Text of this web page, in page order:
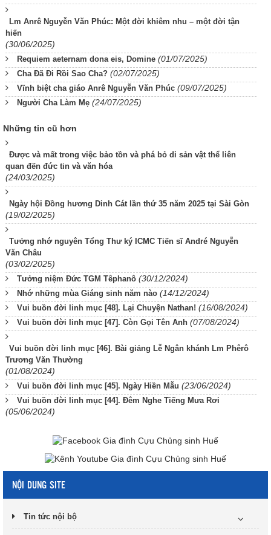
Lm Anrê Nguyễn Văn Phúc: Một đời khiêm nhu – một đời tận
hiến
(30/06/2025)
Requiem aeternam dona eis, Domine (01/07/2025)
Cha Đã Đi Rồi Sao Cha? (02/07/2025)
Vĩnh biệt cha giáo Anrê Nguyễn Văn Phúc (09/07/2025)
Người Cha Làm Mẹ (24/07/2025)
Những tin cũ hơn
Được và mất trong việc bảo tồn và phá bỏ di sản vật thể liên
quan đến đức tin và văn hóa
(24/03/2025)
Ngày hội Đồng hương Dinh Cát lần thứ 35 năm 2025 tại Sài Gòn
(19/02/2025)
Tưởng nhớ nguyên Tổng Thư ký ICMC Tiến sĩ André Nguyễn
Văn Châu
(03/02/2025)
Tưởng niệm Đức TGM Têphanô (30/12/2024)
Nhớ những mùa Giáng sinh năm nào (14/12/2024)
Vui buồn đời linh mục [48]. Lại Chuyện Nathan! (16/08/2024)
Vui buồn đời linh mục [47]. Còn Gọi Tên Anh (07/08/2024)
Vui buồn đời linh mục [46]. Bài giảng Lễ Ngân khánh Lm Phêrô
Trương Văn Thường
(01/08/2024)
Vui buồn đời linh mục [45]. Ngày Hiền Mẫu (23/06/2024)
Vui buồn đời linh mục [44]. Đêm Nghe Tiếng Mưa Rơi
(05/06/2024)
NỘI DUNG SITE
Tin tức nội bộ